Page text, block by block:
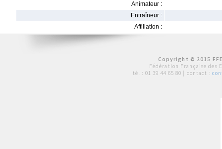
Animateur :
Entraîneur :
Affiliation :
Copyright © 2015
Fédération Française des
tél : 01 39 44 65 80 | contact :